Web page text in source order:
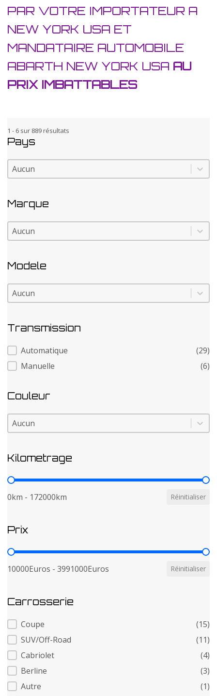
PAR VOTRE IMPORTATEUR A
NEW YORK USA ET
MANDATAIRE AUTOMOBILE
ABARTH NEW YORK USA AU
PRIX IMBATTABLES
1 - 6 sur 889 résultats
Pays
Pays
Pays
Marque
Marque
Marque
Modele
Modele
Modele
Transmission
Transmission
Automatique
(29)
Manuelle
(6)
Couleur
Couleur
Couleur
Kilometrage
Kilometrage
0km - 172000km Réinitialiser
Prix
Prix
10000Euros - 3991000Euros Réinitialiser
Carrosserie
Carrosserie
Coupe
(15)
SUV/Off-Road
(11)
Cabriolet
(4)
Berline
(3)
Autre
(1)